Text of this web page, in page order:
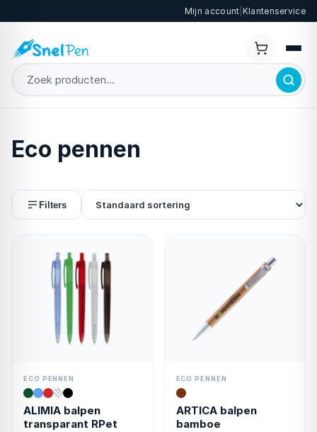
Mijn account Klantenservice
Eco pennen
Filters
ECO PENNEN
ALIMIA balpen
transparant RPet
ECO PENNEN
ARTICA balpen
bamboe